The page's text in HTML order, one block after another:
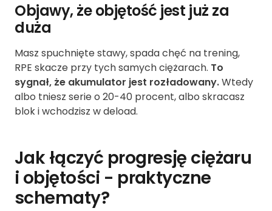
Objawy, że objętość jest już za
duża
Masz spuchnięte stawy, spada chęć na trening,
RPE skacze przy tych samych ciężarach. To
sygnał, że akumulator jest rozładowany.Wtedy
albo tniesz serie o 20-40 procent, albo skracasz
blok i wchodzisz w deload.
Jak łączyć progresję ciężaru
i objętości - praktyczne
schematy?